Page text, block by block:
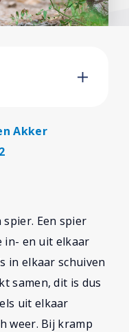
Akker
Een spier
in- en uit elkaar
in elkaar schuiven
samen, dit is dus
uit elkaar
weer. Bij kramp